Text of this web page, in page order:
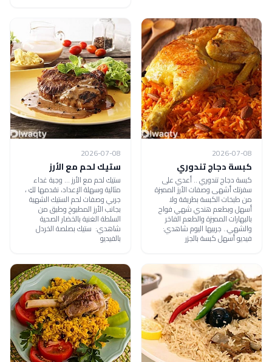
2026-07-08
كبسة دجاج تندوري
كبسة دجاج تندوري .. أعدي على
سفرتك أشهى وصفات الأرز المميزة
من طبخات الكبسة بطريقة ولا
أسهل وبطعم هندي شهي فواح
بالبهارات المميزة والطعم الفاخر
والشهي.. جربيها اليوم شاهدي:
فيديو أسهل كبسة بالجزر
2026-07-08
ستيك لحم مع الأرز
ستيك لحم مع الأرز ... وجبة غداء
مثالية وسهلة الإعداد، نقدمها لكِ ،
جربي وصفات لحم الستيك الشهية
بجانب الأرز المطبوخ وطبق من
السلطة الغنية بالخضار الصحية
شاهدي: ستيك بصلصة الخردل
بالفيديو